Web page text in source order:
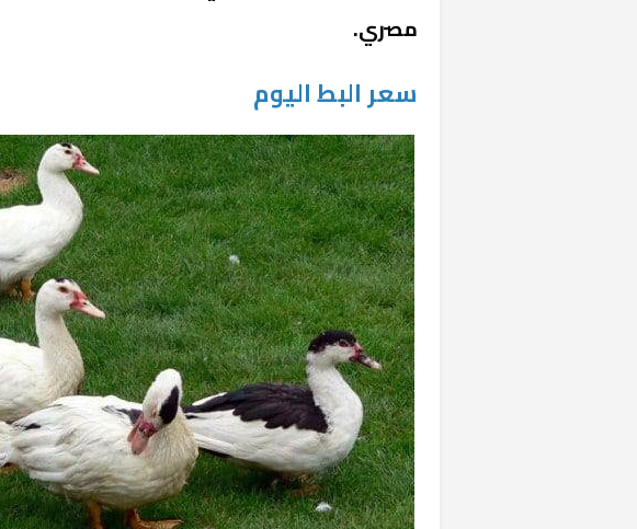
مصري.
سعر البط اليوم
«المؤشر» يطرح السؤال الصعب: هل
كان اختيار خريج معهد العاشر من
رمضان وزيرًا للإسكان قرارًا صائبًا؟